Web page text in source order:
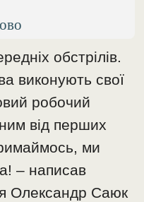
обстрілів.
виконують свої
робочий
від перших
ми
– написав
Олександр Саюк